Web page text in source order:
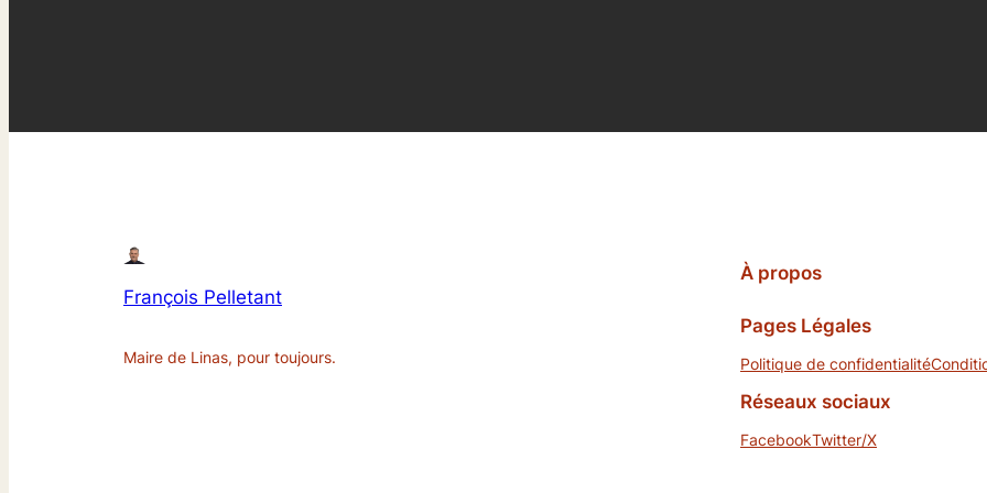
François Pelletant
Maire de Linas, pour toujours.
À propos
Pages Légales
Politique de confidentialité
Réseaux sociaux
FacebookTwitter/X